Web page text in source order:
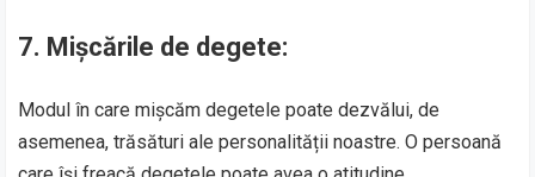
7. Mișcările de degete:
Modul în care mișcăm degetele poate dezvălui, de
asemenea, trăsături ale personalității noastre. O persoană